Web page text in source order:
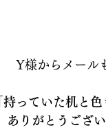
Y様からメール
持っていた机と
ありがとうござい